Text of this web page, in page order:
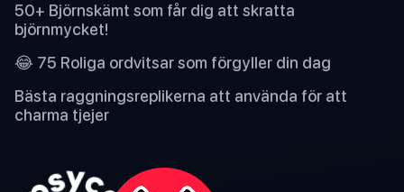
50+ Björnskämt som får dig att skratta
björnmycket!
😂 75 Roliga ordvitsar som förgyller din dag
Bästa raggningsreplikerna att använda för att
charma tjejer